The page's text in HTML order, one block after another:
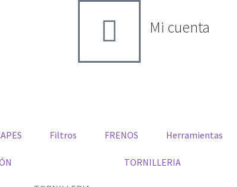
Mi cuenta
Filtros FRENOS Herramientas
TORNILLERIA